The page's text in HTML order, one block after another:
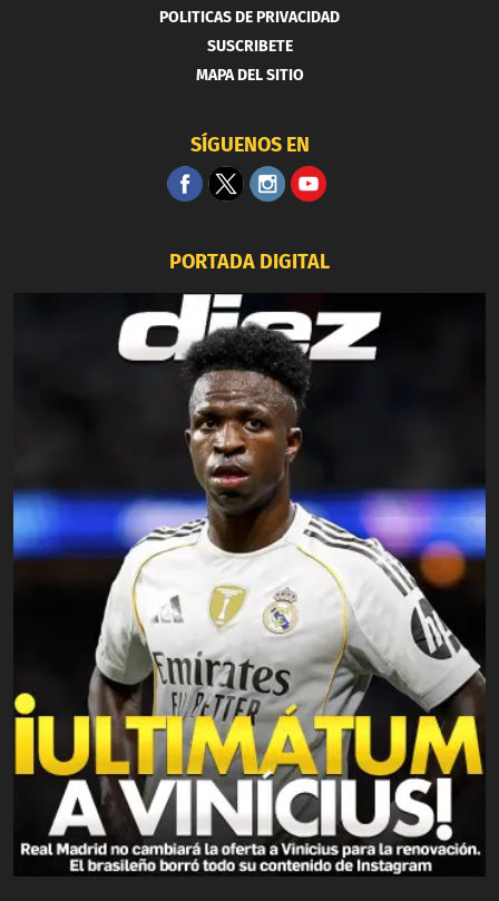
POLITICAS DE PRIVACIDAD
SUSCRIBETE
MAPA DEL SITIO
SÍGUENOS EN
PORTADA DIGITAL